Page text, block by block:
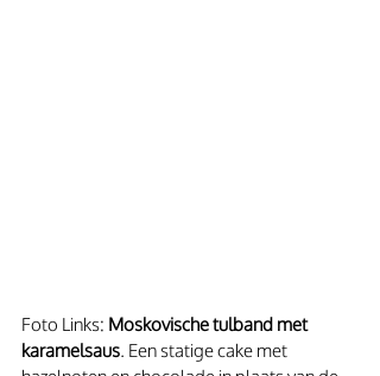
Foto Links: Moskovische tulband met
karamelsaus. Een statige cake met